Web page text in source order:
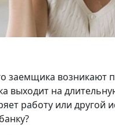
заемщика
выходит на
работу или другой